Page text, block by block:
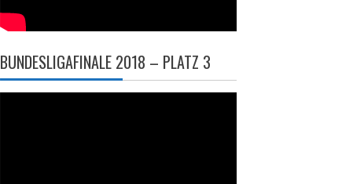
BUNDESLIGAFINALE 2018 – PLATZ 3